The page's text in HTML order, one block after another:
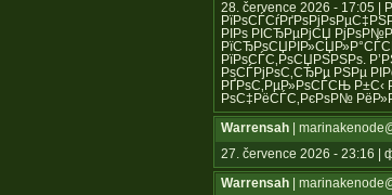
28. července 2026 - 17:05
РІРѕ РІСЂРµРјСЏ
РїРѕСЃС‚РѕСЏРЅРЅРѕ.
РѕСЃРјРѕС‚СЂРµ РЅРµ
РҐРѕС‚РµР»РѕСЃСЊ
РѕС‡РёСЃС‚РєРѕР№
Warrensah |
27. července 2026 - 23:16 |
Warrensah |